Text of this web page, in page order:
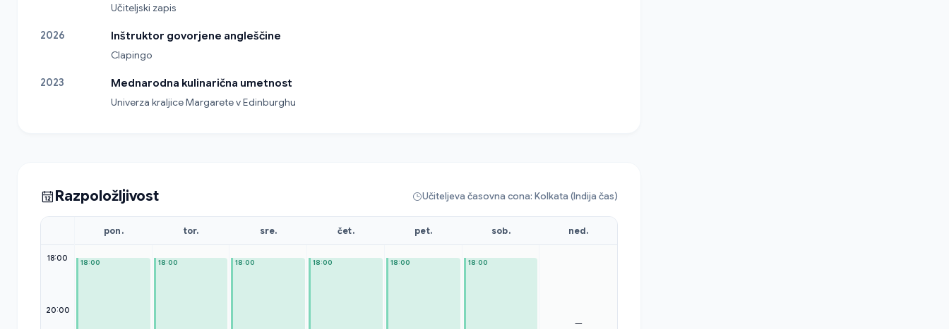
Učiteljski zapis
2026
Inštruktor govorjene angleščine
Clapingo
2023
Mednarodna kulinarična umetnost
Univerza kraljice Margarete v Edinburghu
Razpoložljivost Učiteljeva časovna cona: Kolkata (Indija čas)
18:00
20:00
pon.
18:00
tor.
18:00
sre.
18:00
čet.
18:00
pet.
18:00
sob.
18:00
ned.
—